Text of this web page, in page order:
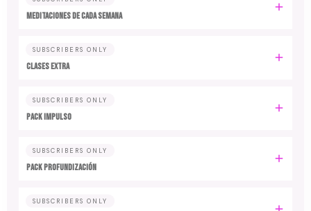
MEDITACIONES DE CADA SEMANA
SUBSCRIBERS ONLY
CLASES EXTRA
SUBSCRIBERS ONLY
PACK IMPULSO
SUBSCRIBERS ONLY
PACK PROFUNDIZACIÓN
SUBSCRIBERS ONLY